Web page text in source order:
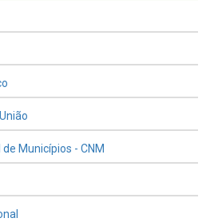
Municípios - CNM